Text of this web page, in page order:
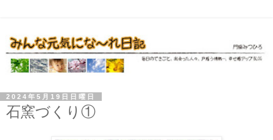
2024年5月19日日曜日
石窯づくり①